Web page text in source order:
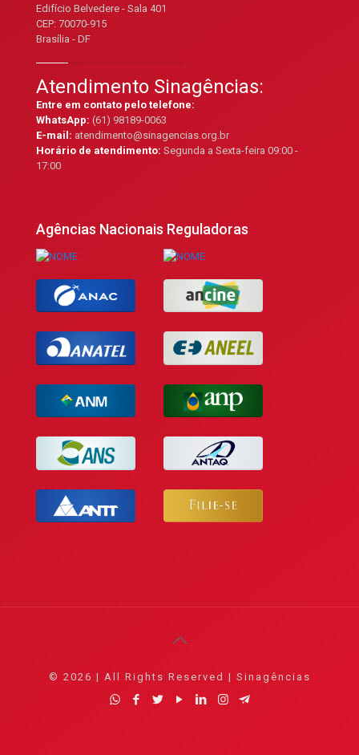
Edifício Belvedere - Sala 401
CEP: 70070-915
Brasília - DF
Atendimento Sinagências:
Entre em contato pelo telefone:
WhatsApp:(61) 98189-0063
E-mail:atendimento@sinagencias.org.br
Horário de atendimento:Segunda a Sexta-feira 09:00 -
17:00
Agências Nacionais Reguladoras
© 2026 | All Rights Reserved | Sinagências